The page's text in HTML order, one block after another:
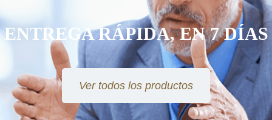
ENTREGA RÁPIDA, EN 7 DÍAS
Ver todos los productos